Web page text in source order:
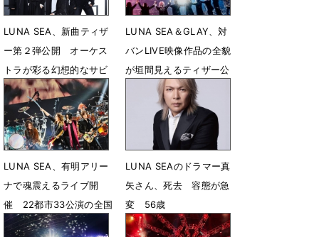
LUNA SEA、新曲ティザ
ー第２弾公開 オーケス
トラが彩る幻想的なサビ
を解禁
5月9日 18時07分
LUNA SEA＆GLAY、対
バンLIVE映像作品の全貌
が垣間見えるティザー公
4月29日 18時04分
LUNA SEA、有明アリー
ナで魂震えるライブ開
催 22都市33公演の全国
ツアー開催を発表
LUNA SEAのドラマー真
矢さん、死去 容態が急
変 56歳
2月23日 02時42分